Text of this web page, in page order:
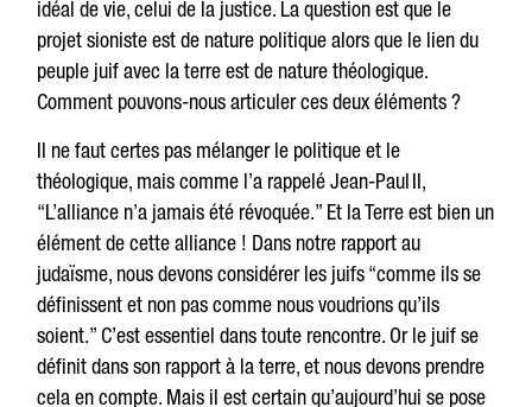
idéal de vie, celui de la justice. La question est que le
projet sioniste est de nature politique alors que le lien du
peuple juif avec la terre est de nature théologique.
Comment pouvons-nous articuler ces deux éléments ?
Il ne faut certes pas mélanger le politique et le
théologique, mais comme l’a rappelé Jean-Paul II,
“L’alliance n’a jamais été révoquée.” Et la Terre est bien un
élément de cette alliance ! Dans notre rapport au
judaïsme, nous devons considérer les juifs “comme ils se
définissent et non pas comme nous voudrions qu’ils
soient.” C’est essentiel dans toute rencontre. Or le juif se
définit dans son rapport à la terre, et nous devons prendre
cela en compte. Mais il est certain qu’aujourd’hui se pose